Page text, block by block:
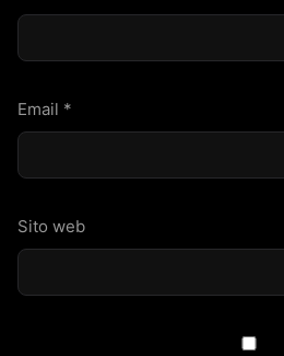
Email *
Sito web